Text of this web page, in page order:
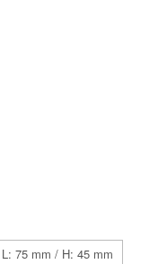
75 mm / H: 45 mm